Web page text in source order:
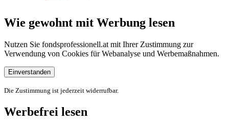
Wie gewohnt mit Werbung lesen
Nutzen Sie fondsprofessionell.at mit Ihrer Zustimmung zur
Verwendung von Cookies für Webanalyse und Werbemaßnahmen.
Einverstanden
Die Zustimmung ist jederzeit widerrufbar.
Werbefrei lesen